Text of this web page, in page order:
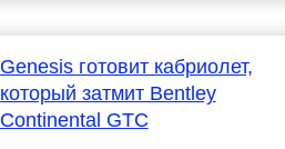
Genesis готовит кабриолет,
который затмит Bentley
Continental GTC